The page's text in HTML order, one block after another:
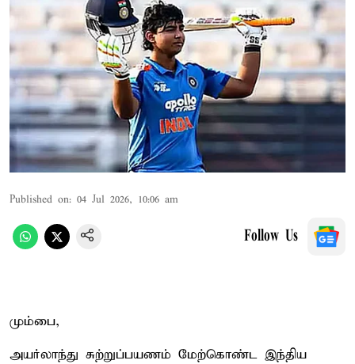
Published on: 04 Jul 2026, 10:06 am
Follow Us
மும்பை,
அயர்லாந்து சுற்றுப்பயணம் மேற்கொண்ட இந்திய